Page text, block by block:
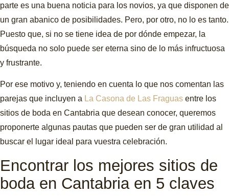
parte es una buena noticia para los novios, ya que disponen de
un gran abanico de posibilidades. Pero, por otro, no lo es tanto.
Puesto que, si no se tiene idea de por dónde empezar, la
búsqueda no solo puede ser eterna sino de lo más infructuosa
y frustrante.
Por ese motivo y, teniendo en cuenta lo que nos comentan las
parejas que incluyen a La Casona de Las Fraguas entre los
sitios de boda en Cantabria que desean conocer, queremos
proponerte algunas pautas que pueden ser de gran utilidad al
buscar el lugar ideal para vuestra celebración.
Encontrar los mejores sitios de
boda en Cantabria en 5 claves